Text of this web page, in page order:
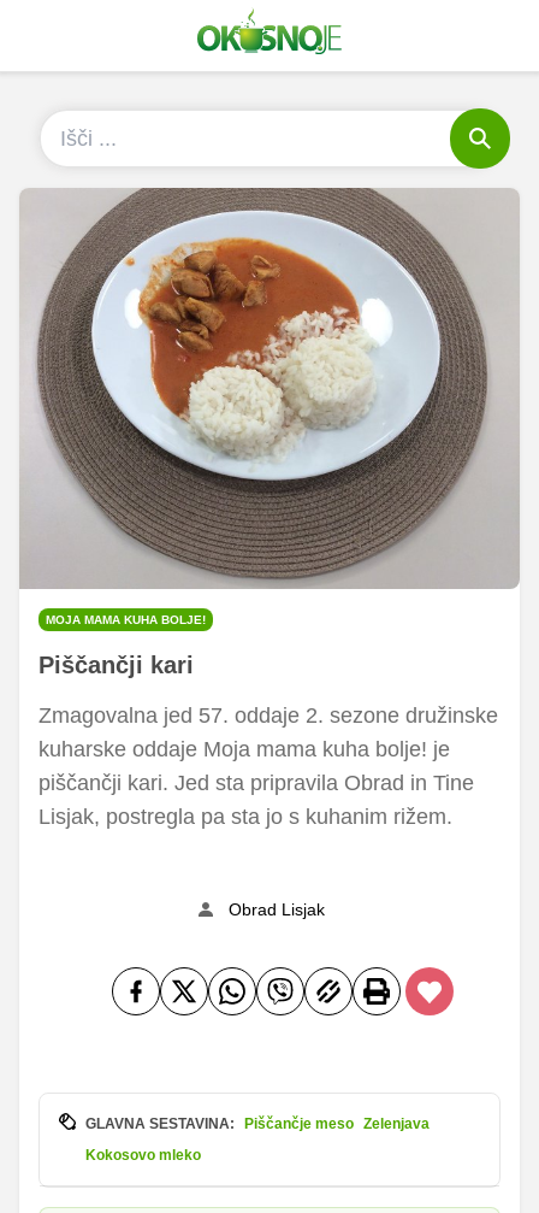
MOJA MAMA KUHA BOLJE!
Piščančji kari
Zmagovalna jed 57. oddaje 2. sezone družinske
kuharske oddaje Moja mama kuha bolje! je
piščančji kari. Jed sta pripravila Obrad in Tine
Lisjak, postregla pa sta jo s kuhanim rižem.
Obrad Lisjak
GLAVNA SESTAVINA: Piščančje meso Zelenjava
Kokosovo mleko